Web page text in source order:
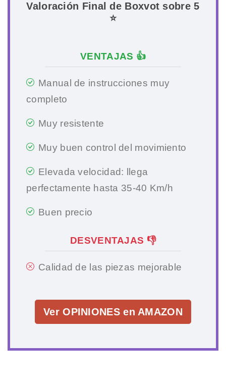
Valoración Final de Boxvot sobre 5
⭐
VENTAJAS 👍
Manual de instrucciones muy
completo
Muy resistente
Muy buen control del movimiento
Elevada velocidad: llega
perfectamente hasta 35-40 Km/h
Buen precio
DESVENTAJAS 👎
Calidad de las piezas mejorable
Ver OPINIONES en AMAZON